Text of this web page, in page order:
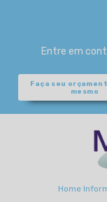
Entre em
Faça seu
mesmo
Home